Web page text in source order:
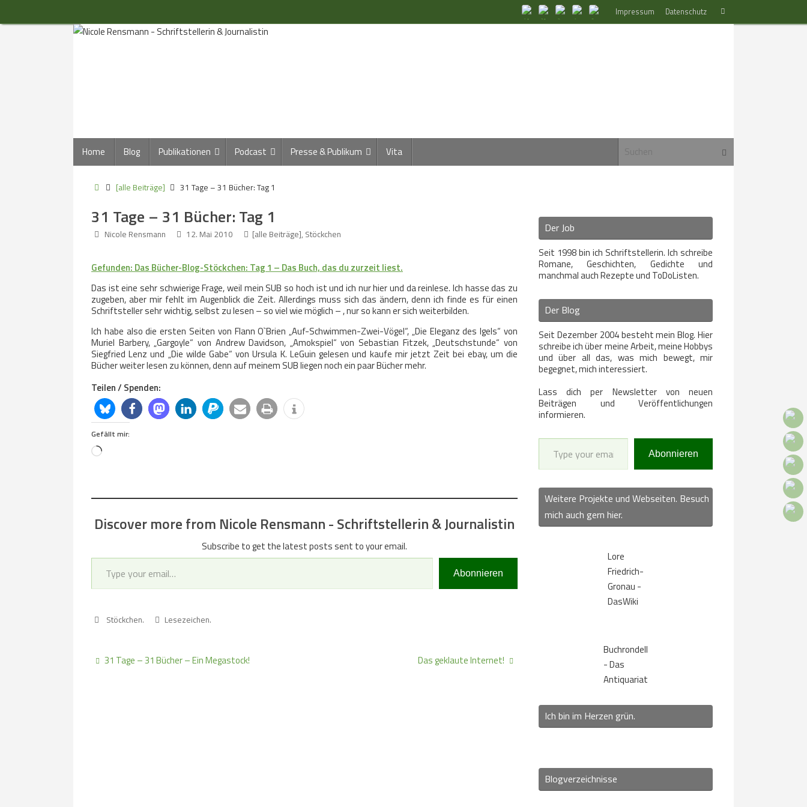
Inhalt
Impressum Datenschutz
nach:
Suchen
Inhalt
springen
Home Blog Publikationen Podcast Presse & Publikum Vita Suchen
Start[alle Beiträge] 31 Tage – 31 Bücher: Tag 1
31 Tage – 31 Bücher: Tag 1
Nicole Rensmann 12. Mai 2010 [alle Beiträge], Stöckchen
Gefunden: Das Bücher-Blog-Stöckchen: Tag 1 – Das Buch, das du zurzeit liest.
Das ist eine sehr schwierige Frage, weil mein SUB so hoch ist und ich nur hier und da reinlese. Ich hasse das zu
zugeben, aber mir fehlt im Augenblick die Zeit. Allerdings muss sich das ändern, denn ich finde es für einen
Schriftsteller sehr wichtig, selbst zu lesen – so viel wie möglich – , nur so kann er sich weiterbilden.
Ich habe also die ersten Seiten von Flann O`Brien „Auf-Schwimmen-Zwei-Vögel“, „Die Eleganz des Igels“ von
Muriel Barbery, „Gargoyle“ von Andrew Davidson, „Amokspiel“ von Sebastian Fitzek, „Deutschstunde“ von
Siegfried Lenz und „Die wilde Gabe“ von Ursula K. LeGuin gelesen und kaufe mir jetzt Zeit bei ebay, um die
Bücher weiter lesen zu können, denn auf meinem SUB liegen noch ein paar Bücher mehr.
Teilen / Spenden:
Gefällt mir:
Loading…
Discover more from Nicole Rensmann - Schriftstellerin & Journalistin
Subscribe to get the latest posts sent to your email.
Type your email…
Abonnieren
Stöckchen. Lesezeichen.
31 Tage – 31 Bücher – Ein Megastock! Das geklaute Internet!
Der Job
Seit 1998 bin ich Schriftstellerin. Ich schreibe
Romane, Geschichten, Gedichte und
manchmal auch Rezepte und ToDoListen.
Der Blog
Seit Dezember 2004 besteht mein Blog. Hier
schreibe ich über meine Arbeit, meine Hobbys
und über all das, was mich bewegt, mir
begegnet, mich interessiert.
Lass dich per Newsletter von neuen
Beiträgen und Veröffentlichungen
informieren.
Type your email…
Abonnieren
Weitere Projekte und Webseiten. Besuch
mich auch gern hier.
Lore
Friedrich-
Gronau -
DasWiki
Buchrondell
- Das
Antiquariat
Ich bin im Herzen grün.
Blogverzeichnisse